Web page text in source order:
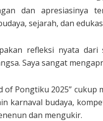
dan apresiasinya
sejarah, dan
refleksi nyata
Saya sangat
of Pongtiku 2025”
karnaval budaya,
dan mengukir.